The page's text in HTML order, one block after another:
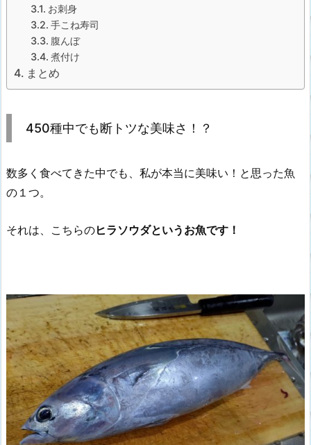
お刺身
手こね寿司
腹んぼ
煮付け
まとめ
450種中でも断トツな美味さ！？
数多く食べてきた中でも、私が本当に美味い！と思った魚
の１つ。
それは、こちらのヒラソウダというお魚です！